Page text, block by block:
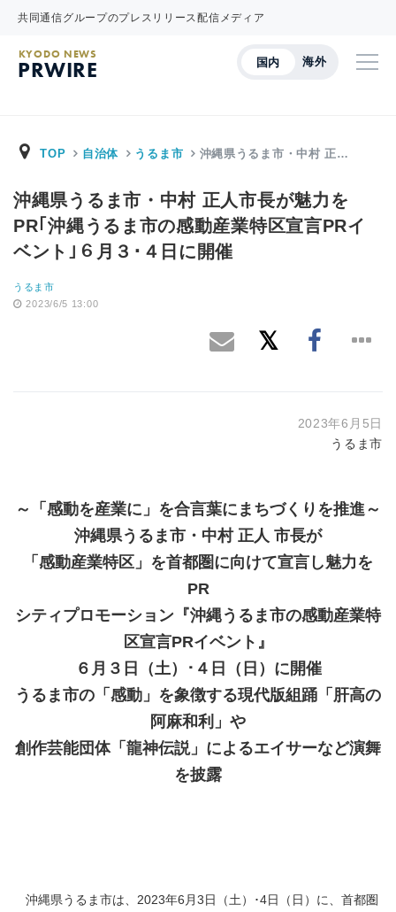
共同通信グループのプレスリリース配信メディア
国内 海外
KYODO NEWS
PRWIRE
TOP 自治体 うるま市 沖縄県うるま市・中村 正…
沖縄県うるま市・中村 正人市長が魅力を
PR｢沖縄うるま市の感動産業特区宣言PRイ
ベント｣６月３･４日に開催
うるま市
2023/6/5 13:00
2023年6月5日
うるま市
～「感動を産業に」を合言葉にまちづくりを推進～
沖縄県うるま市・中村 正人 市長が
「感動産業特区」を首都圏に向けて宣言し魅力を
PR
シティプロモーション『沖縄うるま市の感動産業特
区宣言PRイベント』
６月３日（土）･４日（日）に開催
うるま市の「感動」を象徴する現代版組踊「肝高の
阿麻和利」や
創作芸能団体「龍神伝説」によるエイサーなど演舞
を披露
沖縄県うるま市は、2023年6月3日（土）･4日（日）に、首都圏